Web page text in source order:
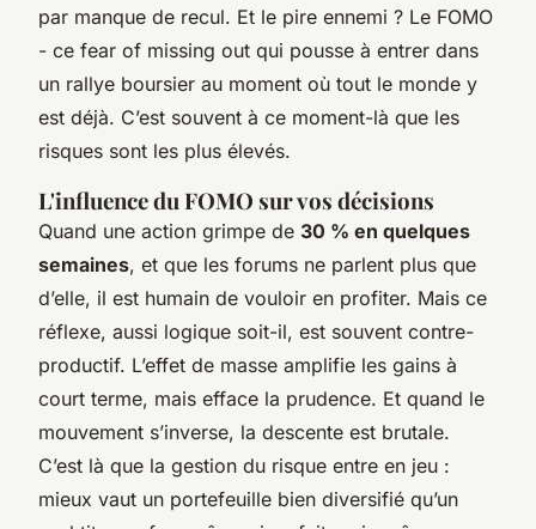
par manque de recul. Et le pire ennemi ? Le FOMO
- ce fear of missing out qui pousse à entrer dans
un rallye boursier au moment où tout le monde y
est déjà. C’est souvent à ce moment-là que les
risques sont les plus élevés.
L'influence du FOMO sur vos décisions
Quand une action grimpe de 30 % en quelques
semaines, et que les forums ne parlent plus que
d’elle, il est humain de vouloir en profiter. Mais ce
réflexe, aussi logique soit-il, est souvent contre-
productif. L’effet de masse amplifie les gains à
court terme, mais efface la prudence. Et quand le
mouvement s’inverse, la descente est brutale.
C’est là que la gestion du risque entre en jeu :
mieux vaut un portefeuille bien diversifié qu’un